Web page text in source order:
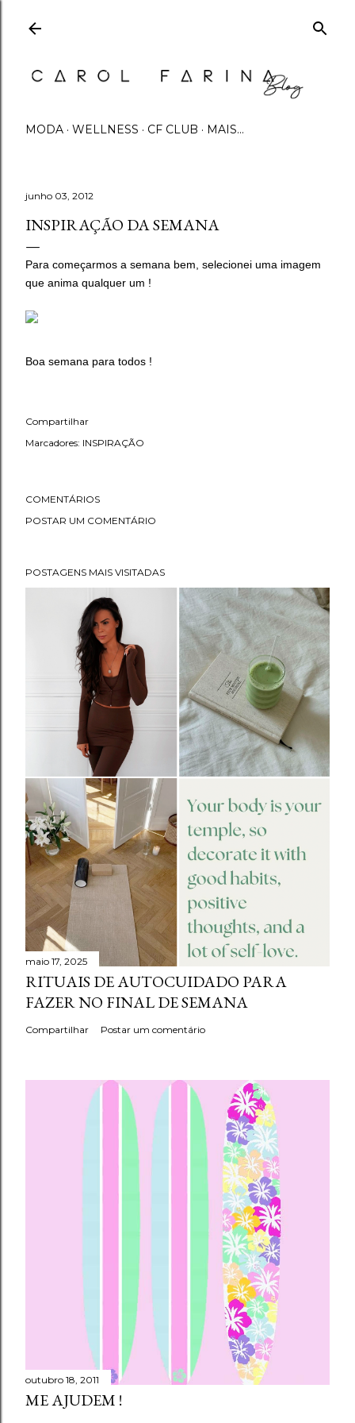
MODA WELLNESS CF CLUB MAIS…
junho 03, 2012
INSPIRAÇÃO DA SEMANA
Para começarmos a semana bem, selecionei uma imagem
que anima qualquer um !
Boa semana para todos !
Compartilhar
Marcadores: INSPIRAÇÃO
COMENTÁRIOS
POSTAR UM COMENTÁRIO
POSTAGENS MAIS VISITADAS
maio 17, 2025
RITUAIS DE AUTOCUIDADO PARA
FAZER NO FINAL DE SEMANA
Compartilhar Postar um comentário
outubro 18, 2011
ME AJUDEM !